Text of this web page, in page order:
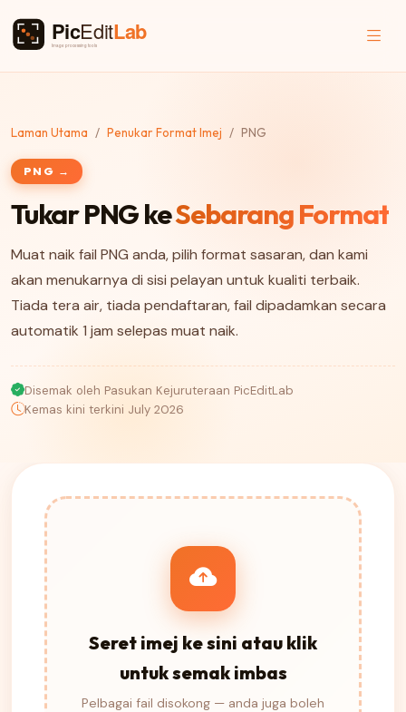
Laman Utama Penukar Format Imej PNG
PNG →
Tukar PNG keSebarang Format
Muat naik fail PNG anda, pilih format sasaran, dan kami
akan menukarnya di sisi pelayan untuk kualiti terbaik.
Tiada tera air, tiada pendaftaran, fail dipadamkan secara
automatik 1 jam selepas muat naik.
Disemak oleh Pasukan Kejuruteraan PicEditLab
Kemas kini terkini July 2026
Seret imej ke sini atau klik
untuk semak imbas
Pelbagai fail disokong — anda juga boleh